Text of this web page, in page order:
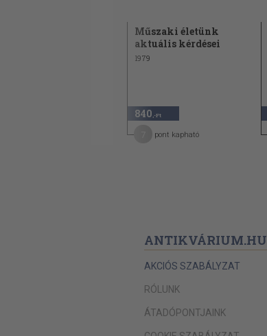
Műszaki életünk
aktuális kérdései
1979
840 ,-Ft
pont kapható
ANTIKVÁRIUM.HU
AKCIÓS SZABÁLYZAT
RÓLUNK
ÁTADÓPONTJAINK